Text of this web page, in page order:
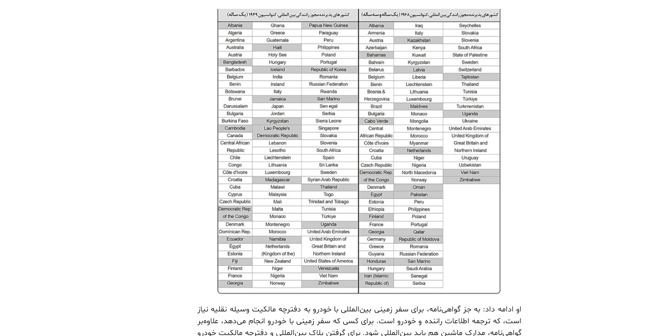
او ادامه داد:‌ به جز گواهی‌نامه، برای سفر زمینی بین‌المللی با خودرو به دفترچه مالکیت وسیله نقلیه نیاز
است، که ترجمه اطلاعات راننده و خودرو است. برای کسی که سفر زمینی با خودرو انجام می‌دهد، علاوه‌بر
گواهی‌نامه، مدارک ماشین هم باید بین‌المللی شود. برای گرفتن پلاک بین‌المللی و دفترچه مالکیت خودرو